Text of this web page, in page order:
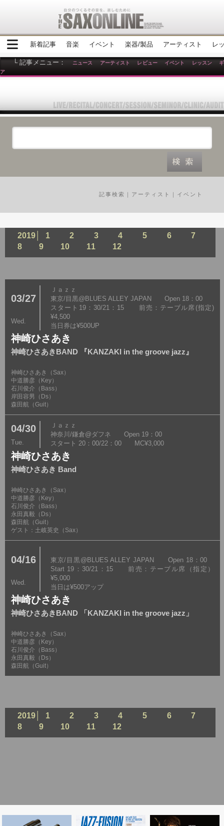
新着記事 音楽 イベント 楽器/製品 アーティスト レ
└ 記事メニュー： ニュース アーティスト レビュー イベント レッスン
ギ
ア
記事検索 ｜ アーティスト ｜ イベント
2019│ 1 2 3 4 5 6
7
8
9 10 11 12
03/27
Ｊａｚｚ
東京/目黒@BLUES ALLEY JAPAN Open 18：00
スタート19：30/21：15 前売：テーブル席(指定)
¥4,500
当日券は¥500UP
Wed.
神崎ひさあき
神崎ひさあきBAND 『KANZAKI in the groove jazz』
神崎ひさあき（Sax）
中道勝彦（Key）
石川俊介（Bass）
岸田容男（Ds）
森田航（Guit）
04/30
Ｊａｚｚ
神奈川/鎌倉@ダフネ Open 19：00
スタート 20：00/22：00 MC¥3,000
Tue.
神崎ひさあき
神崎ひさあき Band
神崎ひさあき（Sax）
中道勝彦（Key）
石川俊介（Bass）
永田真毅（Ds）
森田航（Guit）
ゲスト：土岐英史（Sax）
04/16
東京/目黒@BLUES ALLEY JAPAN Open 18：00
Start 19：30/21：15 前売：テーブル席（指定）
¥5,000
当日は¥500アップ
Wed.
神崎ひさあき
神崎ひさあきBAND 「KANZAKI in the groove jazz」
神崎ひさあき（Sax）
中道勝彦（Key）
石川俊介（Bass）
永田真毅（Ds）
森田航（Guit）
2019│ 1 2 3 4 5 6
7
8
9 10 11 12